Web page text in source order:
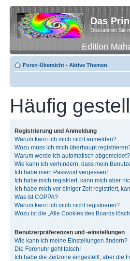
Das
Diskutieren Sie
Edition
Foren-Übersicht • Aktive Themen
Häufig
Registrierung und Anmeldung
Warum kann ich mich nicht anmelden?
Wozu muss ich mich überhaupt
Warum werde ich automatisch abgemeldet?
Wie kann ich verhindern, dass mein
Ich habe mein Passwort vergessen!
Ich habe mich registriert, kann mich aber
Ich habe mich vor einiger Zeit registriert,
Was ist COPPA?
Warum kann ich mich nicht registrieren?
Wozu ist die „Alle Cookies des Boards
Benutzerpräferenzen und -einstellungen
Wie kann ich meine Einstellungen ändern?
Die Forenuhr geht falsch!
Ich habe die Zeitzone eingestellt, aber die